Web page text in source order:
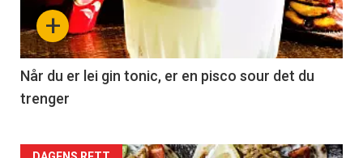
+
Når du er lei gin tonic, er en pisco sour det du
trenger